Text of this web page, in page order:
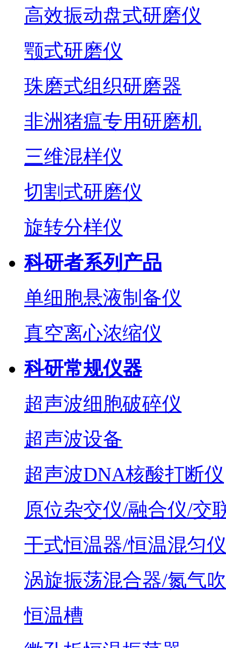
高效振动盘式研磨仪
颚式研磨仪
珠磨式组织研磨器
非洲猪瘟专用研磨机
三维混样仪
切割式研磨仪
旋转分样仪
科研者系列产品
单细胞悬液制备仪
真空离心浓缩仪
科研常规仪器
超声波细胞破碎仪
超声波设备
超声波DNA核酸打断仪
原位杂交仪/融合仪/交
干式恒温器/恒温混匀仪
涡旋振荡混合器/氮气
恒温槽